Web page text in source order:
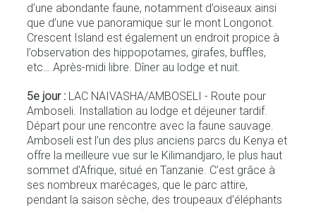
d’une abondante faune, notamment d’oiseaux ainsi
que d’une vue panoramique sur le mont Longonot.
Crescent Island est également un endroit propice à
l’observation des hippopotames, girafes, buffles,
etc… Après-midi libre. Dîner au lodge et nuit.
5e jour : LAC NAIVASHA/AMBOSELI - Route pour
Amboseli. Installation au lodge et déjeuner tardif.
Départ pour une rencontre avec la faune sauvage.
Amboseli est l’un des plus anciens parcs du Kenya et
offre la meilleure vue sur le Kilimandjaro, le plus haut
sommet d’Afrique, situé en Tanzanie. C’est grâce à
ses nombreux marécages, que le parc attire,
pendant la saison sèche, des troupeaux d’éléphants